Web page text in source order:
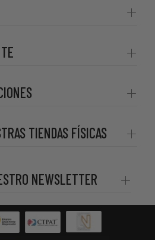
NEWSLETTER
TIENDAS FÍSICAS